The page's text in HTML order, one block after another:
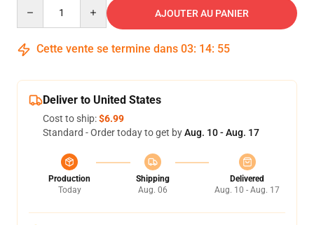
AJOUTER AU PANIER
Cette vente se termine dans 03: 14: 54
Deliver to United States
Cost to ship:$6.99
Standard - Order today to get byAug. 10 - Aug. 17
Production
Today
Shipping
Aug. 06
Delivered
Aug. 10 - Aug. 17